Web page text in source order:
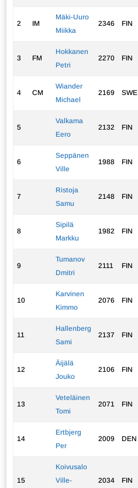
2 IM
Mäki-Uuro
Miikka
2346 FIN
3 FM
Hokkanen
Petri
2270 FIN
4 CM
Wiander
Michael
2169 SWE
5
Valkama
Eero
2132 FIN
6
Seppänen
Ville
1988 FIN
7
Ristoja
Samu
2148 FIN
8
Sipilä
Markku
1982 FIN
9
Tumanov
Dmitri
2111 FIN
10
Karvinen
Kimmo
2076 FIN
11
Hallenberg
Sami
2137 FIN
12
Äijälä
Jouko
2106 FIN
13
Veteläinen
Tomi
2071 FIN
14
Ertbjerg
Per
2009 DEN
15
Koivusalo
Ville-
2034 FIN